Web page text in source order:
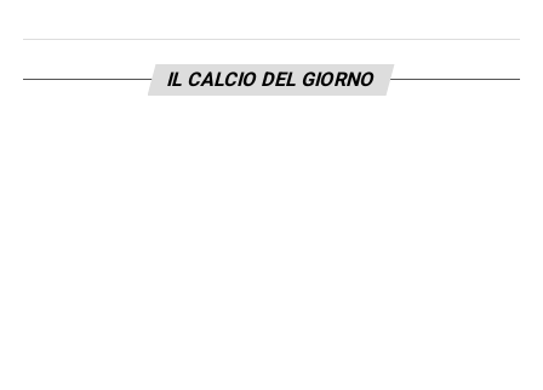
Centrocampisti: Ederson, Brescianini, De
Roon, Samardzic, Maldini, Musah, Zalewski;
IL CALCIO DEL GIORNO